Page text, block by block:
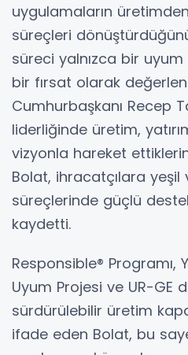
uygulamaların
süreçleri
süreci yalnızca bir
bir fırsat olarak
Cumhurbaşkanı Recep
liderliğinde üretim,
vizyonla hareket
Bolat, ihracatçılara
süreçlerinde güçlü
kaydetti.
Responsible® Programı,
Uyum Projesi ve UR-GE
sürdürülebilir üretim
ifade eden Bolat, bu